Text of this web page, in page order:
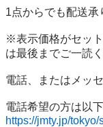
1点からでも配送承
※表示価格がセッ
は最後までご一読く
電話、またはメッ
https://jmty.jp/